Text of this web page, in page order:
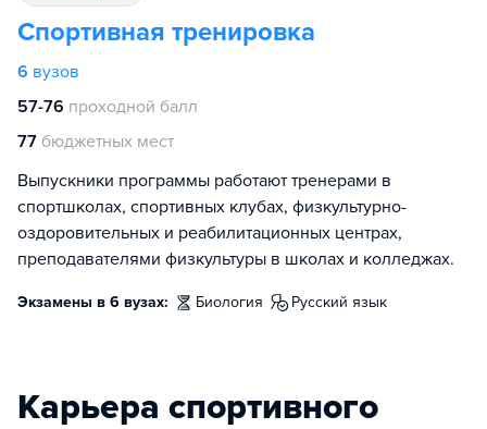
Спортивная тренировка
6 вузов
57-76 проходной балл
77 бюджетных мест
Выпускники программы работают тренерами в
спортшколах, спортивных клубах, физкультурно-
оздоровительных и реабилитационных центрах,
преподавателями физкультуры в школах и колледжах.
Экзамены в 6 вузах: биология русский язык
Карьера спортивного